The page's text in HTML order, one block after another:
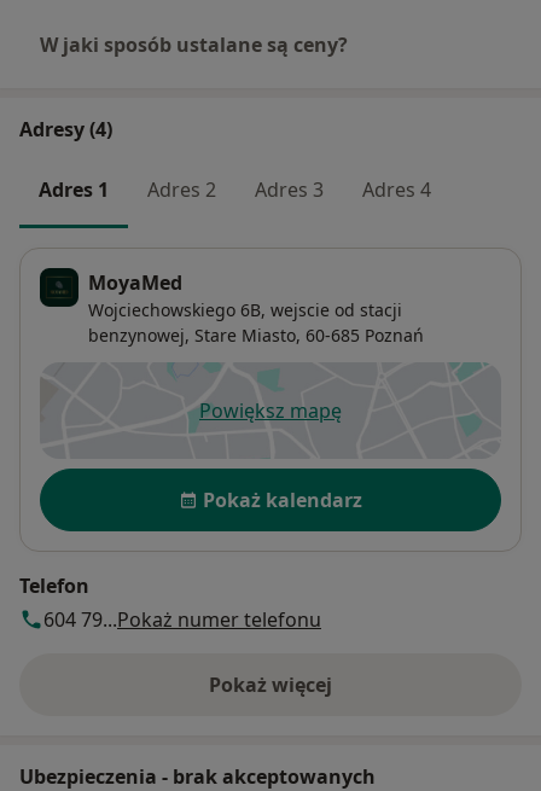
W jaki sposób ustalane są ceny?
Adresy (4)
Adres 1 Adres 2 Adres 3 Adres 4
MoyaMed
Wojciechowskiego 6B, wejscie od stacji
benzynowej, Stare Miasto, 60-685 Poznań
Powiększ mapęotwiera się w nowej karcie
Dostępność
Pokaż kalendarz
Telefon
604 79...Pokaż numer telefonu
Pokaż więcej
o adresie
Ubezpieczenia - brak akceptowanych